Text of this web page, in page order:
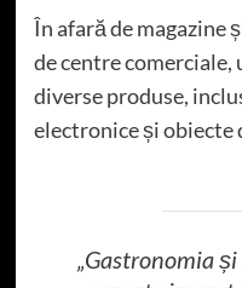
În afară de magazine
de centre comerciale,
diverse produse,
electronice și obiecte
„Gastronomia